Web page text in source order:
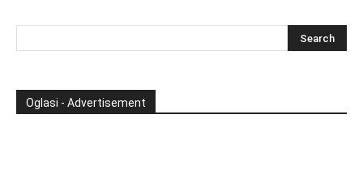
Oglasi - Advertisement